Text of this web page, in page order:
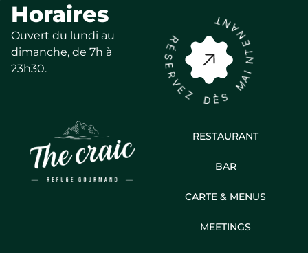
Horaires
Ouvert du lundi au
dimanche, de 7h à
23h30.
TNAN
E
T
N
I
A
M
S
È
D
Z
E
V
R
E
S
É
R
RESTAURANT
BAR
CARTE & MENUS
MEETINGS